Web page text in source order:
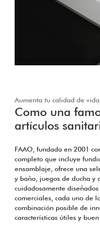
Aumenta tu calidad de vida
Como una
artículos
FAAO, fundada en 2001
completo que incluye
ensamblaje, ofrece una
y baño, juegos de ducha y
cuidadosamente
comerciales, cada uno de
combinación posible de
características útiles y